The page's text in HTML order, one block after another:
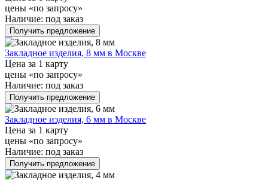
цены «по запросу»
Наличие: под заказ
Получить предложение
Закладное изделия, 8 мм в Москве
Цена за 1 карту
цены «по запросу»
Наличие: под заказ
Получить предложение
Закладное изделия, 6 мм в Москве
Цена за 1 карту
цены «по запросу»
Наличие: под заказ
Получить предложение